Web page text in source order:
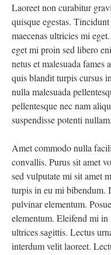
Laoreet non curabitur
quisque egestas.
maecenas ultricies mi
eget mi proin sed libero
netus et malesuada fames
quis blandit turpis cursus
nulla malesuada
pellentesque nec nam
suspendisse potenti nullam.
Amet commodo nulla
convallis. Purus sit amet
sed vulputate mi sit amet
turpis in eu mi bibendum.
pulvinar elementum.
elementum. Eleifend mi
ultrices sagittis. Lectus
interdum velit laoreet.